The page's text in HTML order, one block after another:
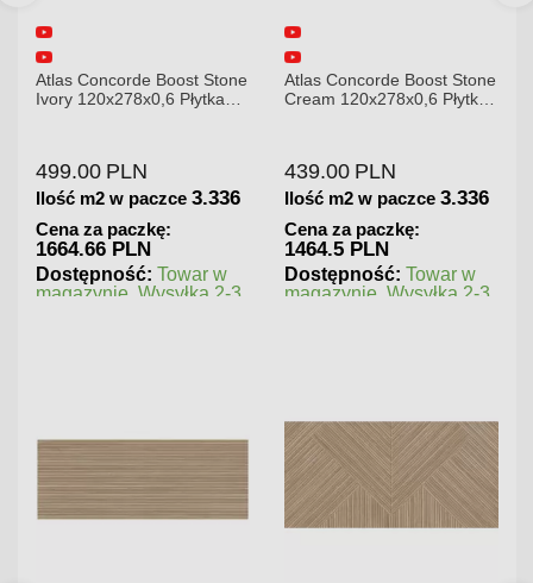
Atlas Concorde Boost Stone
Cream 120x278x0,6 Płytka
439.00 PLN
Ilość m2 w paczce 3.336
Cena za paczkę:
1464.5 PLN
Dostępność: Towar w
magazynie. Wysyłka 2-3
Atlas Concorde Brave
Gypsum 75x75 Płytka
180.00 PLN
Ilość m2 w paczce 1.125
Cena za paczkę:
202.5 PLN
Dostępność: Towar w
magazynie. Wysyłka 2-3